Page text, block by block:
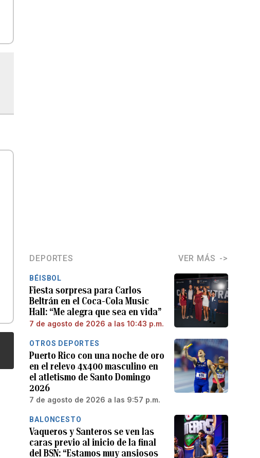
DEPORTES VER MÁS
BÉISBOL
Fiesta sorpresa para Carlos
Beltrán en el Coca-Cola Music
Hall: “Me alegra que sea en vida”
7 de agosto de 2026 a las 10:43 p.m.
OTROS DEPORTES
Puerto Rico con una noche de oro
en el relevo 4x400 masculino en
el atletismo de Santo Domingo
2026
7 de agosto de 2026 a las 9:57 p.m.
BALONCESTO
Vaqueros y Santeros se ven las
caras previo al inicio de la final
del BSN: “Estamos muy ansiosos